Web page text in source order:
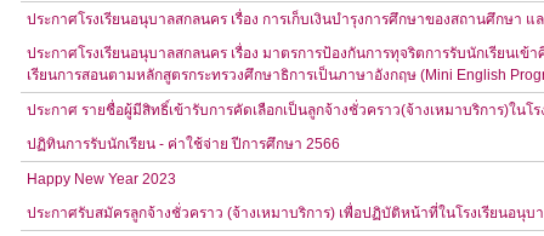
ประกาศโรงเรียนอนุบาลสกลนคร เรื่อง การเก็บเงินบำรุงการศึกษาของสถานศึกษา
ประกาศโรงเรียนอนุบาลสกลนคร เรื่อง มาตรการป้องกันการทุจริตการรับนักเรียน
เรียนการสอนตามหลักสูตรกระทรวงศึกษาธิการเป็นภาษาอังกฤษ (Mini English
ประกาศ รายชื่อผู้มีสิทธิ์เข้ารับการคัดเลือกเป็นลูกจ้างชั่วคราว(จ้างเหมาบริการ)ในโ
ปฏิทินการรับนักเรียน - ค่าใช้จ่าย ปีการศึกษา 2566
Happy New Year 2023
ประกาศรับสมัครลูกจ้างชั่วคราว (จ้างเหมาบริการ) เพื่อปฏิบัติหน้าที่ในโรงเรียนอนุบ